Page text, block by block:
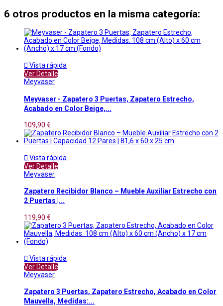
6 otros productos en la misma categoría:
 Vista rápida
Ver Detalle
Meyvaser
Meyvaser - Zapatero 3 Puertas, Zapatero Estrecho,
Acabado en Color Beige,...
109,90 €
 Vista rápida
Ver Detalle
Meyvaser
Zapatero Recibidor Blanco – Mueble Auxiliar Estrecho con
2 Puertas |...
119,90 €
 Vista rápida
Ver Detalle
Meyvaser
Zapatero 3 Puertas, Zapatero Estrecho, Acabado en Color
Mauvella, Medidas:...